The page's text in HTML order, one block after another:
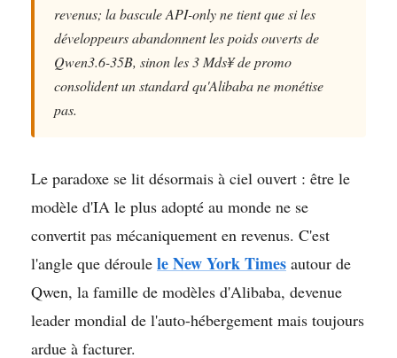
revenus; la bascule API-only ne tient que si les
développeurs abandonnent les poids ouverts de
Qwen3.6-35B, sinon les 3 Mds¥ de promo
consolident un standard qu'Alibaba ne monétise
pas.
Le paradoxe se lit désormais à ciel ouvert : être le
modèle d'IA le plus adopté au monde ne se
convertit pas mécaniquement en revenus. C'est
l'angle que déroule le New York Times autour de
Qwen, la famille de modèles d'Alibaba, devenue
leader mondial de l'auto-hébergement mais toujours
ardue à facturer.